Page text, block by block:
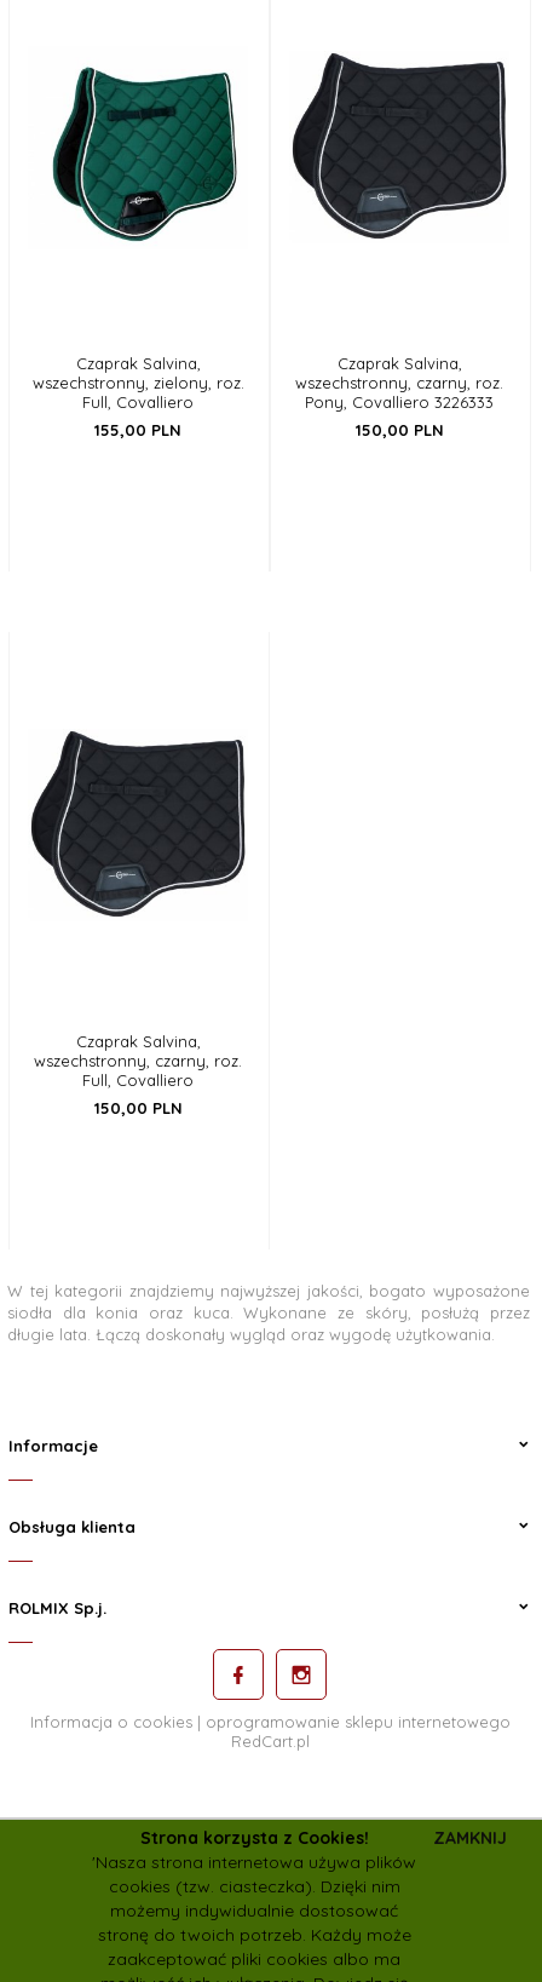
Czaprak Salvina,
wszechstronny, zielony, roz.
Full, Covalliero
155,00 PLN
Czaprak Salvina,
wszechstronny, czarny, roz.
Pony, Covalliero 3226333
150,00 PLN
Czaprak Salvina,
wszechstronny, czarny, roz.
Full, Covalliero
150,00 PLN
W tej kategorii znajdziemy najwyższej jakości, bogato wyposażone
siodła dla konia oraz kuca. Wykonane ze skóry, posłużą przez
długie lata. Łączą doskonały wygląd oraz wygodę użytkowania.
Informacje
Obsługa klienta
ROLMIX Sp.j.
rolmix.pasze@wp.pl
Informacja o cookies| oprogramowanie sklepu internetowego
RedCart.pl
Strona korzysta z Cookies!
'Nasza strona internetowa używa plików
cookies (tzw. ciasteczka). Dzięki nim
możemy indywidualnie dostosować
stronę do twoich potrzeb. Każdy może
zaakceptować pliki cookies albo ma
ZAMKNIJ